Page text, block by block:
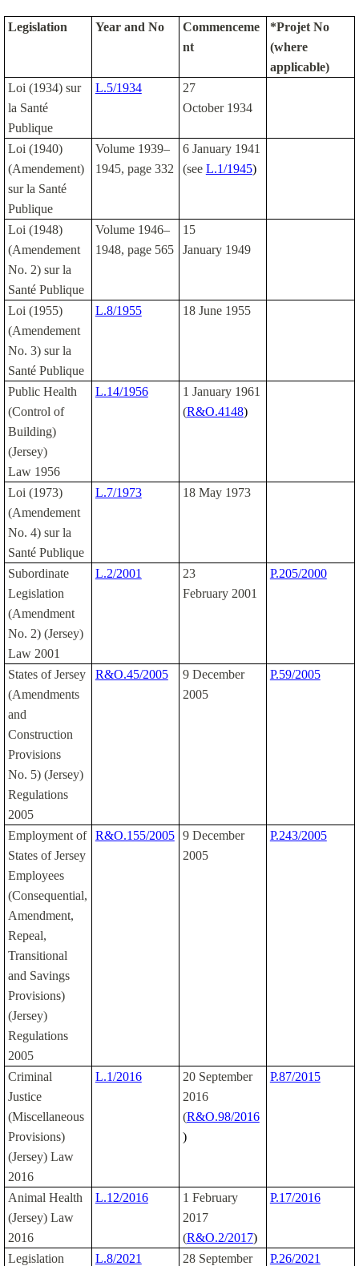
Legislation Year and No
Commenceme
nt
*Projet No
(where
applicable)
Loi (1934) sur
la Santé
Publique
L.5/1934
27
October 1934
Loi (1940)
(Amendement)
sur la Santé
Publique
Volume 1939–
1945, page 332
6 January 1941
(see L.1/1945)
Loi (1948)
(Amendement
No. 2) sur la
Santé Publique
Volume 1946–
1948, page 565
15
January 1949
Loi (1955)
(Amendement
No. 3) sur la
Santé Publique
L.8/1955 18 June 1955
Public Health
(Control of
Building)
(Jersey)
Law 1956
L.14/1956
1 January 1961
(R&O.4148)
Loi (1973)
(Amendement
No. 4) sur la
Santé Publique
L.7/1973 18 May 1973
Subordinate
Legislation
(Amendment
No. 2) (Jersey)
Law 2001
L.2/2001
23
February 2001
P.205/2000
States of Jersey
(Amendments
and
Construction
Provisions
No. 5) (Jersey)
Regulations
2005
R&O.45/2005
9 December
2005
P.59/2005
Employment of
States of Jersey
Employees
(Consequential,
Amendment,
Repeal,
Transitional
and Savings
Provisions)
(Jersey)
Regulations
2005
R&O.155/2005
9 December
2005
P.243/2005
Criminal
Justice
(Miscellaneous
Provisions)
(Jersey) Law
2016
L.1/2016
20 September
2016
(R&O.98/2016
)
P.87/2015
Animal Health
(Jersey) Law
2016
L.12/2016
1 February
2017
(R&O.2/2017)
P.17/2016
Legislation
L.8/2021
28 September
P.26/2021